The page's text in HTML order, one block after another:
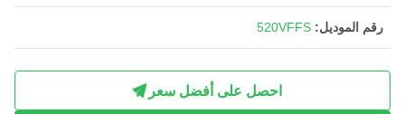
رقم الموديل: 520VFFS
احصل على أفضل سعر